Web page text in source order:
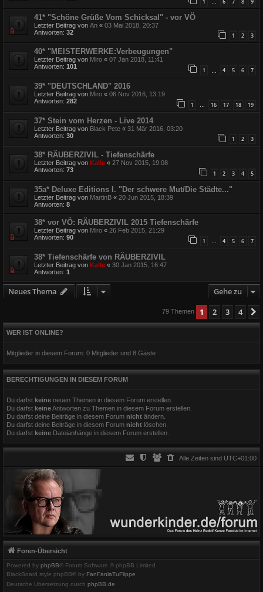
…
41* "Schöne Grüße Vom Schicksal" - vor VÖ
Letzter Beitrag von An « 03 Mai 2018, 20:37
Antworten: 32 1 2 3
40* "MEISTERWERKE:Verbeugungen"
Letzter Beitrag von Miro « 07 Jan 2018, 11:41
Antworten: 101 1 4 5 6 7
39* "DEUTSCHLAND" 2016
Letzter Beitrag von Miro « 06 Nov 2016, 13:19
Antworten: 282 1 … 16 17 18 19
37* Stein vom Herzen - Live 2014
Letzter Beitrag von Black Pete « 31 Mär 2016, 03:20
Antworten: 30 1 2 3
38* RÄUBERZIVIL - Tiefenschärfe
Letzter Beitrag von Kalle « 27 Nov 2015, 19:08
Antworten: 73 1 2 3 4 5
35a* Deluxe Editions I. "Der schwere Mut/Die Städte..."
Letzter Beitrag von MartinB « 20 Jun 2015, 18:39
Antworten: 8
38* vor VÖ: RÄUBERZIVIL 2015 Tiefenschärfe
Letzter Beitrag von Miro « 26 Feb 2015, 21:29
Antworten: 90 1 … 4 5 6 7
38* Tiefenschärfe von RÄUBERZIVIL
Letzter Beitrag von Kalle « 30 Jan 2015, 16:47
Antworten: 1
Neues Thema Gehe zu
79 Themen 1 2 3 4
WER IST ONLINE?
Mitglieder in diesem Forum: 0 Mitglieder und 8 Gäste
BERECHTIGUNGEN IN DIESEM FORUM
Du darfst keine neuen Themen in diesem Forum erstellen.
Du darfst keineAntworten zu Themen in diesem Forum erstellen.
Du darfst deine Beiträge in diesem Forum nicht ändern.
Du darfst deine Beiträge in diesem Forum nicht löschen.
Du darfst keine Dateianhänge in diesem Forum erstellen.
Alle Zeiten sind UTC+01:00
Foren-Übersicht
Powered by phpBB® Forum Software © phpBB Limited
BlackBoard style phpBB® by FanFanlaTuFlippe
Deutsche Übersetzung durch phpBB.de